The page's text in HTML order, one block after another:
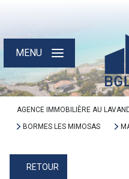
MENU
AGENCE IMMOBILIÈRE AU
BORMES LES MIMOSAS
RETOUR